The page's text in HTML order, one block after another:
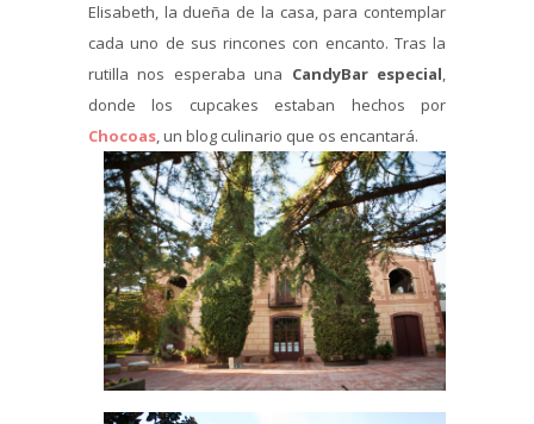
Elisabeth, la dueña de la casa, para contemplar
cada uno de sus rincones con encanto. Tras la
rutilla nos esperaba una CandyBar especial,
donde los cupcakes estaban hechos por
Chocoas, un blog culinario que os encantará.